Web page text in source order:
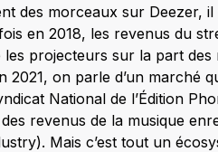
des morceaux sur Deezer,
en 2018, les revenus du
projecteurs sur la part
2021, on parle d’un marché
National de l’Édition
revenus de la musique
Mais c’est tout un